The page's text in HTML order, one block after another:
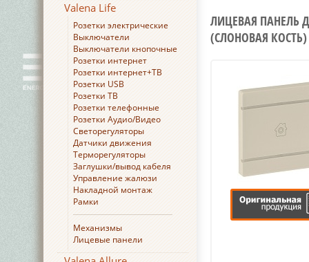
Valena Life
Розетки электрические
Выключатели
Выключатели кнопочные
Розетки интернет
Розетки интернет+ТВ
Розетки USB
Розетки ТВ
Розетки телефонные
Розетки Аудио/Видео
Светорегуляторы
Датчики движения
Терморегуляторы
Заглушки/вывод кабеля
Управление жалюзи
Накладной монтаж
Рамки
Механизмы
Лицевые панели
ЛИЦЕВАЯ ПАНЕЛЬ
(СЛОНОВАЯ КОСТЬ)